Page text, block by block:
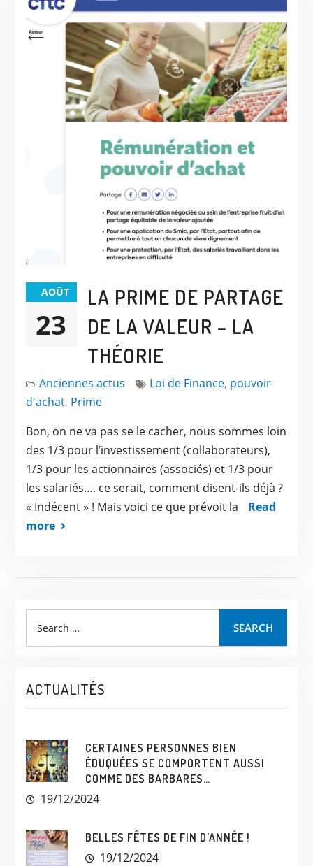
AOÛT
23
LA PRIME DE PARTAGE
DE LA VALEUR – LA
THÉORIE
Anciennes actus Loi de Finance, pouvoir
d'achat, Prime
Bon, on ne va pas se le cacher, nous sommes loin
des 1/3 pour l’investissement (collaborateurs),
1/3 pour les actionnaires (associés) et 1/3 pour
les salariés…. ce serait, comment disent-ils déjà ?
« Indécent » ! Mais voici ce que prévoit la
Read
more
SEARCH
ACTUALITÉS
CERTAINES PERSONNES BIEN
ÉDUQUÉES SE COMPORTENT AUSSI
COMME DES BARBARES…
19/12/2024
BELLES FÊTES DE FIN D’ANNÉE !
19/12/2024